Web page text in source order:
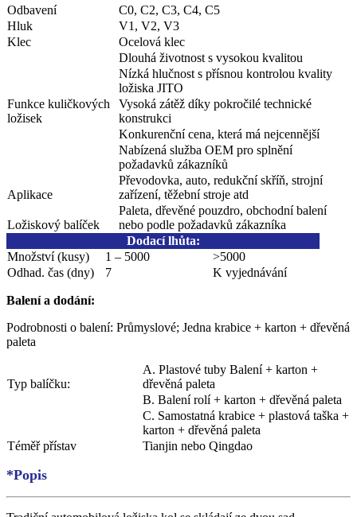
Odbavení
C0, C2, C3, C4, C5
Hluk
V1, V2, V3
Klec
Ocelová klec
Funkce kuličkových
ložisek
Dlouhá životnost s vysokou kvalitou
Nízká hlučnost s přísnou kontrolou kvality
ložiska JITO
Vysoká zátěž díky pokročilé technické
konstrukci
Konkurenční cena, která má nejcennější
Nabízená služba OEM pro splnění
požadavků zákazníků
Aplikace
Převodovka, auto, redukční skříň, strojní
zařízení, těžební stroje atd
Ložiskový balíček
Paleta, dřevěné pouzdro, obchodní balení
nebo podle požadavků zákazníka
Dodací lhůta:
Množství (kusy)
1 – 5000
>5000
Odhad. čas (dny)
7 K vyjednávání
Balení a dodání:
Podrobnosti o balení: Průmyslové; Jedna krabice + karton + dřevěná
paleta
Typ balíčku:
A. Plastové tuby Balení + karton +
dřevěná paleta
B. Balení rolí + karton + dřevěná paleta
C. Samostatná krabice + plastová taška +
karton + dřevěná paleta
Téměř přístav
Tianjin nebo Qingdao
*Popis